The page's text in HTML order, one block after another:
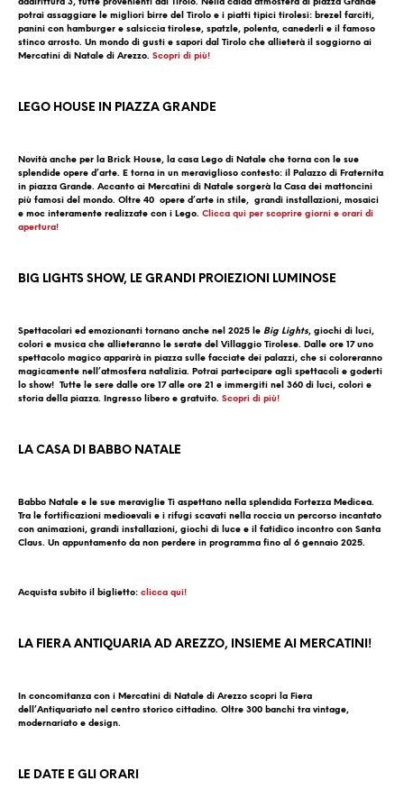
potrai assaggiare le migliori birre del Tirolo e i piatti tipici tirolesi: brezel farciti,
panini con hamburger e salsiccia tirolese, spatzle, polenta, canederli e il famoso
stinco arrosto. Un mondo di gusti e sapori dal Tirolo che allieterà il soggiorno ai
Mercatini di Natale di Arezzo. Scopri di più!
LEGO HOUSE IN PIAZZA GRANDE
Novità anche per la Brick House, la casa Lego di Natale che torna con le sue
splendide opere d’arte. E torna in un meraviglioso contesto: il Palazzo di Fraternita
in piazza Grande. Accanto ai Mercatini di Natale sorgerà la Casa dei mattoncini
più famosi del mondo. Oltre 40 opere d’arte in stile, grandi installazioni, mosaici
e moc interamente realizzate con i Lego. Clicca qui per scoprire giorni e orari di
apertura!
BIG LIGHTS SHOW, LE GRANDI PROIEZIONI LUMINOSE
Spettacolari ed emozionanti tornano anche nel 2025 le Big Lights, giochi di luci,
colori e musica che allieteranno le serate del Villaggio Tirolese. Dalle ore 17 uno
spettacolo magico apparirà in piazza sulle facciate dei palazzi, che si coloreranno
magicamente nell’atmosfera natalizia. Potrai partecipare agli spettacoli e goderti
lo show! Tutte le sere dalle ore 17 alle ore 21 e immergiti nel 360 di luci, colori e
storia della piazza. Ingresso libero e gratuito. Scopri di più!
LA CASA DI BABBO NATALE
Babbo Natale e le sue meraviglie Ti aspettano nella splendida Fortezza Medicea.
Tra le fortificazioni medioevali e i rifugi scavati nella roccia un percorso incantato
con animazioni, grandi installazioni, giochi di luce e il fatidico incontro con Santa
Claus. Un appuntamento da non perdere in programma fino al 6 gennaio 2025.
Acquista subito il biglietto: clicca qui!
LA FIERA ANTIQUARIA AD AREZZO, INSIEME AI MERCATINI!
In concomitanza con i Mercatini di Natale di Arezzo scopri la Fiera
dell’Antiquariato nel centro storico cittadino. Oltre 300 banchi tra vintage,
modernariato e design.
LE DATE E GLI ORARI